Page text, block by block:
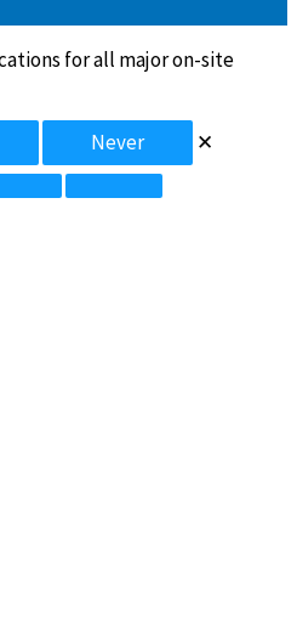
for all major on-site
Never ✕